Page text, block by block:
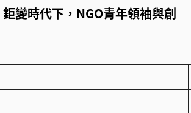
變時代下，NGO青年領袖與創